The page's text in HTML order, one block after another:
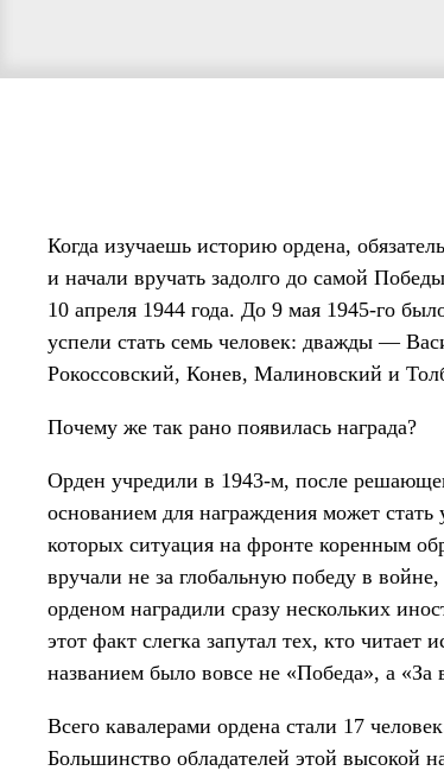
Когда изучаешь историю ордена,
и начали вручать задолго до самой
10 апреля 1944 года. До 9 мая 1945-го
успели стать семь человек: дважды —
Рокоссовский, Конев, Малиновский и
Почему же так рано появилась награда?
Орден учредили в 1943-м, после
основанием для награждения может
которых ситуация на фронте коренным
вручали не за глобальную победу в
орденом наградили сразу нескольких
этот факт слегка запутал тех, кто
названием было вовсе не «Победа», а «За
Всего кавалерами ордена стали 17
Большинство обладателей этой высокой